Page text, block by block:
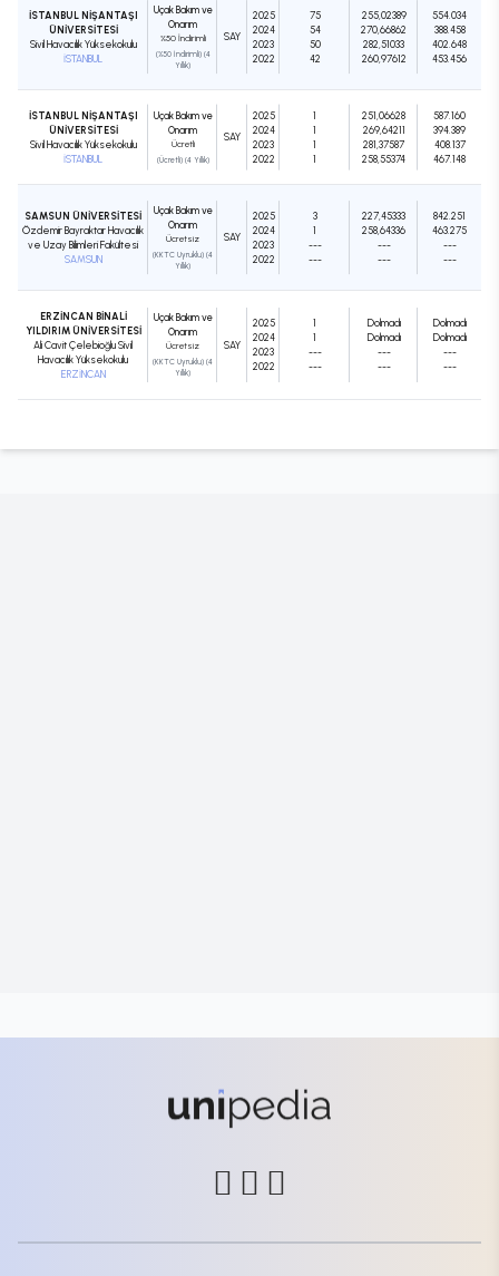
İSTANBUL NİŞANTAŞI
ÜNİVERSİTESİ
Sivil Havacılık Yüksekokulu
İSTANBUL
Uçak Bakım ve
Onarım
%50 İndirimli
(%50 İndirimli) (4
Yıllık)
SAY
2025
2024
2023
2022
75
54
50
42
255,02389
270,66862
282,51033
260,97612
554.034
388.458
402.648
453.456
İSTANBUL NİŞANTAŞI
ÜNİVERSİTESİ
Sivil Havacılık Yüksekokulu
İSTANBUL
Uçak Bakım ve
Onarım
Ücretli
(Ücretli) (4 Yıllık)
SAY
2025
2024
2023
2022
1
1
1
1
251,06628
269,64211
281,37587
258,55374
587.160
394.389
408.137
467.148
SAMSUN ÜNİVERSİTESİ
Özdemir Bayraktar Havacılık
ve Uzay Bilimleri Fakültesi
SAMSUN
Uçak Bakım ve
Onarım
Ücretsiz
(KKTC Uyruklu) (4
Yıllık)
SAY
2025
2024
2023
2022
3
1
---
---
227,45333
258,64336
---
---
842.251
463.275
---
---
ERZİNCAN BİNALİ
YILDIRIM ÜNİVERSİTESİ
Ali Cavit Çelebioğlu Sivil
Havacılık Yüksekokulu
ERZİNCAN
Uçak Bakım ve
Onarım
Ücretsiz
(KKTC Uyruklu) (4
Yıllık)
SAY
2025
2024
2023
2022
1
1
---
---
Dolmadı
Dolmadı
---
---
Dolmadı
Dolmadı
---
---